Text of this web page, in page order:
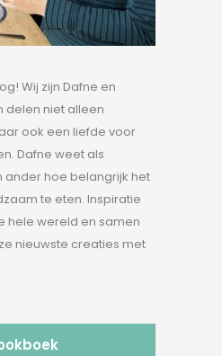
Wij zijn Dafne en
delen niet alleen
ook een liefde voor
Dafne weet als
hoe belangrijk het
te eten. Inspiratie
hele wereld en samen
nieuwste creaties met